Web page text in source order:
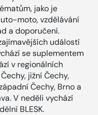
jako je
moto, vzdělávání
a doporučení.
událostí
se suplementem
v regionálních
jižní Čechy,
Čechy, Brno a
V neděli vychází
BLESK.